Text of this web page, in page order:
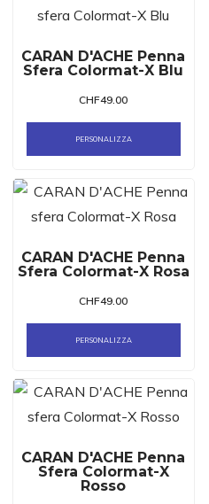
CARAN D'ACHE Penna
Sfera Colormat-X Blu
CHF49.00
PERSONALIZZA
CARAN D'ACHE Penna
Sfera Colormat-X Rosa
CHF49.00
PERSONALIZZA
CARAN D'ACHE Penna
Sfera Colormat-X
Rosso